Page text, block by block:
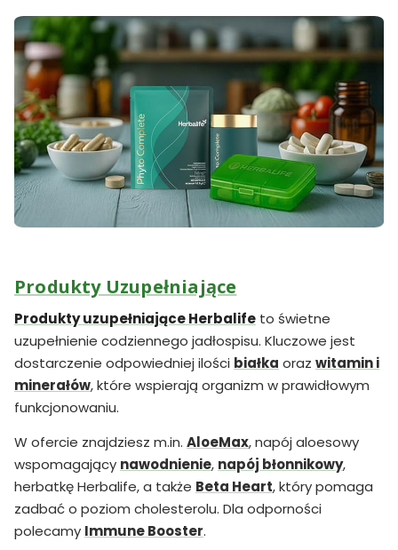
Produkty Uzupełniające
Produkty uzupełniające Herbalife to świetne
uzupełnienie codziennego jadłospisu. Kluczowe jest
dostarczenie odpowiedniej ilości białka oraz witamin i
minerałów, które wspierają organizm w prawidłowym
funkcjonowaniu.
W ofercie znajdziesz m.in. AloeMax, napój aloesowy
wspomagający nawodnienie, napój błonnikowy,
herbatkę Herbalife, a także Beta Heart, który pomaga
zadbać o poziom cholesterolu. Dla odporności
polecamy Immune Booster.